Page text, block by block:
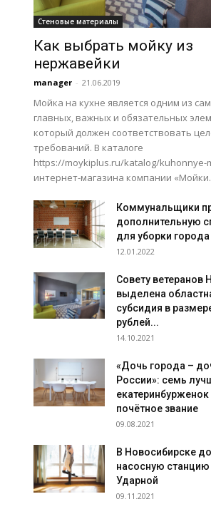
Стеновые материалы
Как выбрать мойку из
нержавейки
manager - 21.06.2019
Мойка на кухне является одним из
главных, важных и обязательных
который должен соответствовать
требований. В каталоге
https://moykiplus.ru/katalog/kuhonnye-
интернет-магазина компании
Коммунальщики
дополнительную
для уборки города
12.01.2022
Совету ветеранов
выделена
субсидия в
рублей...
14.10.2021
«Дочь города –
России»: семь
екатеринбурженок
почётное звание
09.08.2021
В Новосибирске
насосную станцию
Ударной
09.11.2021